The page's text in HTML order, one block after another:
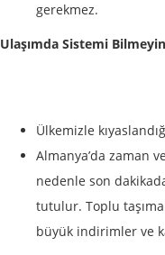
gerekmez.
Ulaşımda Sistemi
Ülkemizle
Almanya’da zaman
nedenle son
tutulur. Toplu
büyük indirimler ve